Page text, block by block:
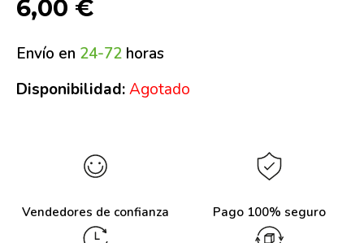
6,00 €
Envío en 24-72 horas
Disponibilidad:Agotado
Vendedores de confianza Pago 100% seguro